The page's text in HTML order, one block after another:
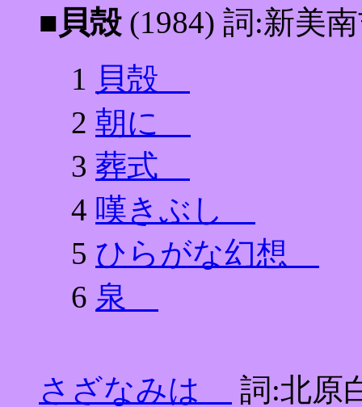
■貝殻 (1984) 詞:新美
1 貝殻
2 朝に
3 葬式
4 嘆きぶし
5 ひらがな幻想
6 泉
さざなみは 詞:北原